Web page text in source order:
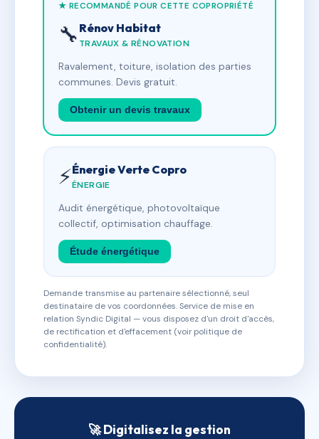
★ RECOMMANDÉ POUR CETTE COPROPRIÉTÉ
🔧 Rénov Habitat
TRAVAUX & RÉNOVATION
Ravalement, toiture, isolation des parties
communes. Devis gratuit.
Obtenir un devis travaux
⚡Énergie Verte Copro
ÉNERGIE
Audit énergétique, photovoltaïque
collectif, optimisation chauffage.
Étude énergétique
Demande transmise au partenaire sélectionné, seul
destinataire de vos coordonnées. Service de mise en
relation Syndic Digital — vous disposez d'un droit d'accès,
de rectification et d'effacement (voir politique de
confidentialité).
🚀 Digitalisez la gestion